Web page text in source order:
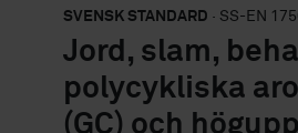
SVENSK STANDARD · SS-EN
Jord, slam,
polycykliska
(GC) och